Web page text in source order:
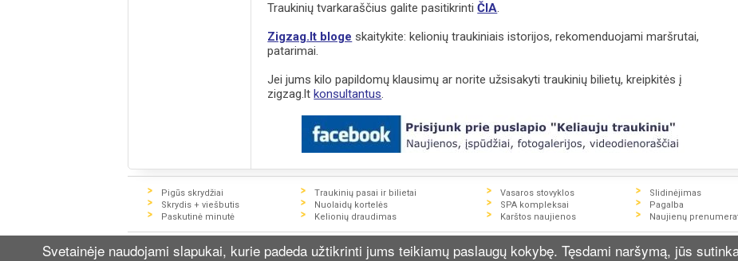
Svetainėje naudojami slapukai, kurie padeda užtikrinti jums teikiamų paslaugų kokybę. Tęsdami naršymą, jūs
Traukinių tvarkaraščius galite pasitikrintiČIA.
Zigzag.lt bloge skaitykite: kelionių traukiniais istorijos, rekomenduojami maršrutai,
patarimai.
Jei jums kilo papildomų klausimų ar norite užsisakyti traukinių bilietų, kreipkitės į
zigzag.ltkonsultantus.
Pigūs skrydžiai
Skrydis + viešbutis
Paskutinė minutė
Traukinių pasai ir bilietai
Nuolaidų kortelės
Kelionių draudimas
Vasaros stovyklos
SPA kompleksai
Karštos naujienos
Slidinėjimas
Pagalba
Naujienų
© 2016 UAB "Zigzag Travel". Visą informaciją dėl bilietų ir kelionių programų, datų, kainų, sąlygų